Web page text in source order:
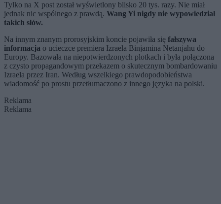
Tylko na X post został wyświetlony blisko 20 tys. razy. Nie miał
jednak nic wspólnego z prawdą. Wang Yi nigdy nie wypowiedział
takich słów.
Na innym znanym prorosyjskim koncie pojawiła się fałszywa
informacja o ucieczce premiera Izraela Binjamina Netanjahu do
Europy. Bazowała na niepotwierdzonych plotkach i była połączona
z czysto propagandowym przekazem o skutecznym bombardowaniu
Izraela przez Iran. Według wszelkiego prawdopodobieństwa
wiadomość po prostu przetłumaczono z innego języka na polski.
Reklama
Reklama